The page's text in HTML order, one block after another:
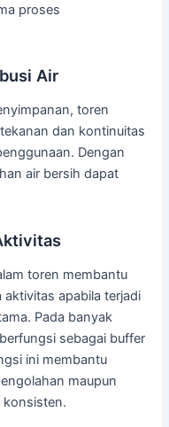
proses
Air
toren
dan kontinuitas
Dengan
air bersih dapat
toren membantu
apabila terjadi
Pada banyak
sebagai buffer
ini membantu
maupun
konsisten.